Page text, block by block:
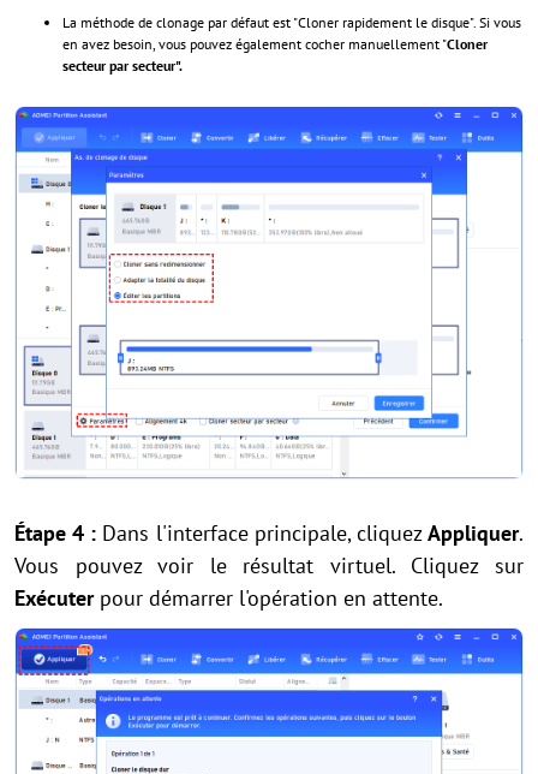
La méthode de clonage par défaut est "Cloner rapidement le disque". Si vous
en avez besoin, vous pouvez également cocher manuellement "Cloner
secteur par secteur".
Étape 4 : Dans l'interface principale, cliquezAppliquer.
Vous pouvez voir le résultat virtuel. Cliquez sur
Exécuterpour démarrer l'opération en attente.